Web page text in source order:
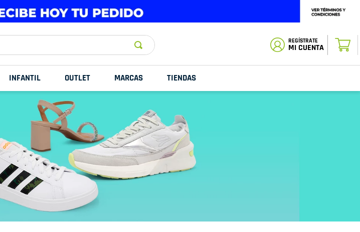
MI CUENTA
INFANTIL OUTLET MARCAS TIENDAS